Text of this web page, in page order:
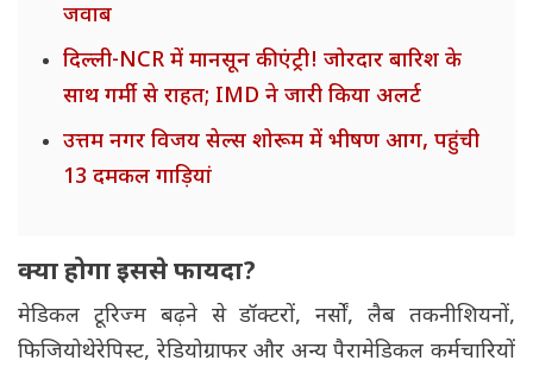
जवाब
दिल्ली-NCR में मानसून की एंट्री! जोरदार बारिश के
साथ गर्मी से राहत; IMD ने जारी किया अलर्ट
उत्तम नगर विजय सेल्स शोरूम में भीषण आग, पहुंची
13 दमकल गाड़ियां
क्या होगा इससे फायदा?
मेडिकल टूरिज्म बढ़ने से डॉक्टरों, नर्सों, लैब तकनीशियनों,
फिजियोथेरेपिस्ट, रेडियोग्राफर और अन्य पैरामेडिकल कर्मचारियों